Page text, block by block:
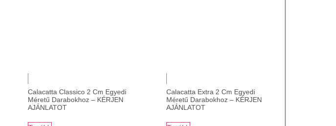
Calacatta Classico 2 Cm Egyedi
Méretű Darabokhoz – KÉRJEN
AJÁNLATOT
Calacatta Extra 2 Cm Egyedi
Méretű Darabokhoz – KÉRJEN
AJÁNLATOT